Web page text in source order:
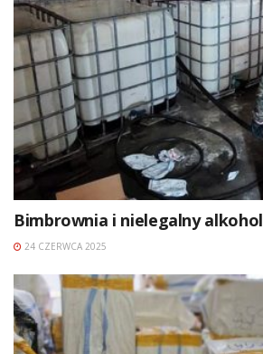
Bimbrownia i nielegalny alkohol
24 CZERWCA 2025